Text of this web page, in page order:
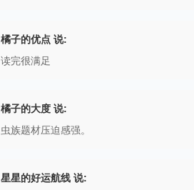
橘子的优点 说:
读完很满足
橘子的大度 说:
虫族题材压迫感强。
星星的好运航线 说: